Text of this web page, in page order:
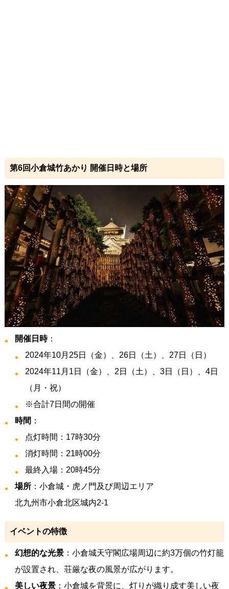
第6回小倉城竹あかり 開催日時と場所
開催日時：
2024年10月25日（金）、26日（土）、27日（日）
2024年11月1日（金）、2日（土）、3日（日）、4日
（月・祝）
※合計7日間の開催
時間 ：
点灯時間：17時30分
消灯時間：21時00分
最終入場：20時45分
場所：小倉城・虎ノ門及び周辺エリア
北九州市小倉北区城内2-1
イベントの特徴
幻想的な光景：小倉城天守閣広場周辺に約3万個の竹灯籠
が設置され、荘厳な夜の風景が広がります。
美しい夜景：小倉城を背景に、灯りが織り成す美しい夜